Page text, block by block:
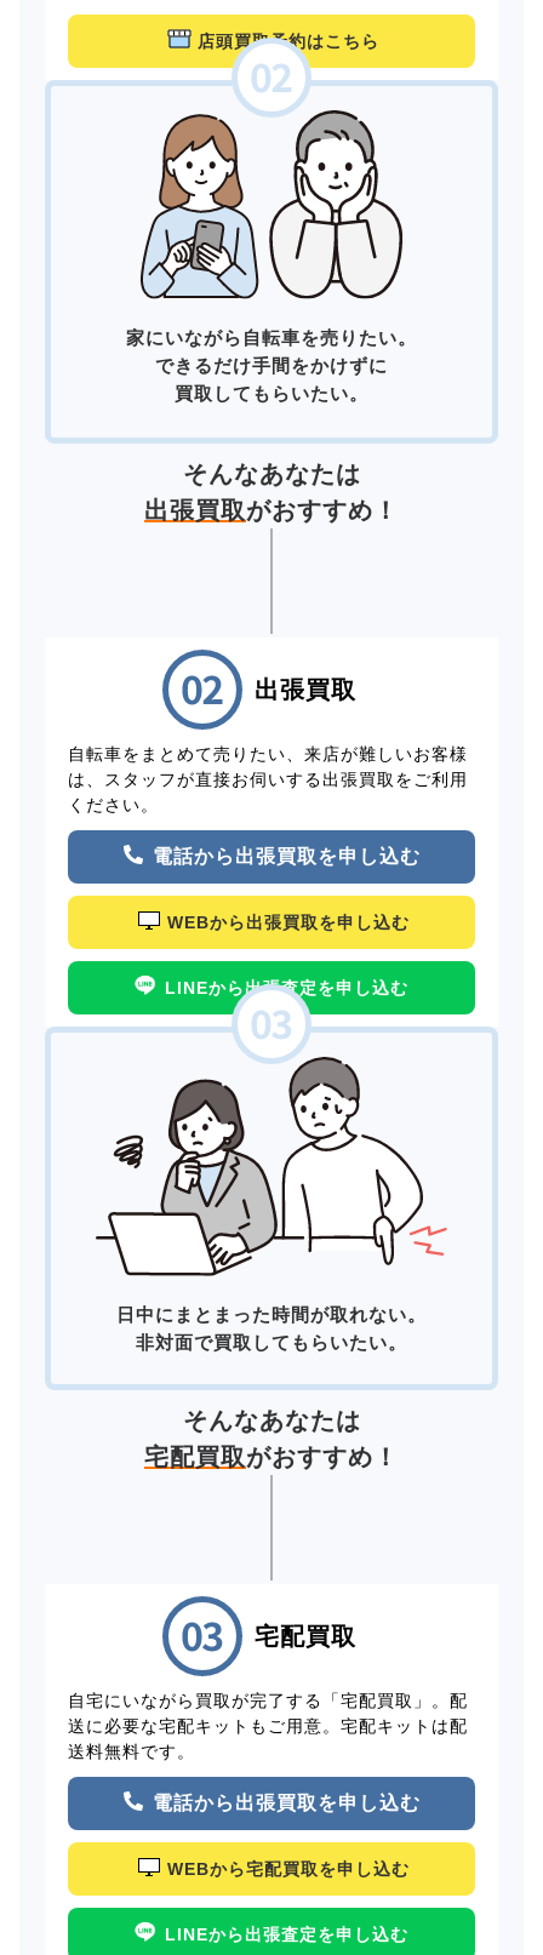
店頭買取予約はこちら
家にいながら自転車を売りたい。
できるだけ手間をかけずに
買取してもらいたい。
そんなあなたは
出張買取がおすすめ！
出張買取
自転車をまとめて売りたい、来店が難しいお客様
は、スタッフが直接お伺いする出張買取をご利用
ください。
電話から出張買取を申し込む
WEBから出張買取を申し込む
LINEから出張査定を申し込む
日中にまとまった時間が取れない。
非対面で買取してもらいたい。
そんなあなたは
宅配買取がおすすめ！
宅配買取
自宅にいながら買取が完了する「宅配買取」。配
送に必要な宅配キットもご用意。宅配キットは配
送料無料です。
電話から出張買取を申し込む
WEBから宅配買取を申し込む
LINEから出張査定を申し込む